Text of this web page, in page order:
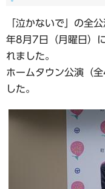
「泣かないで」の全
年8月7日（月曜日）
れました。
ホームタウン公演（
した。